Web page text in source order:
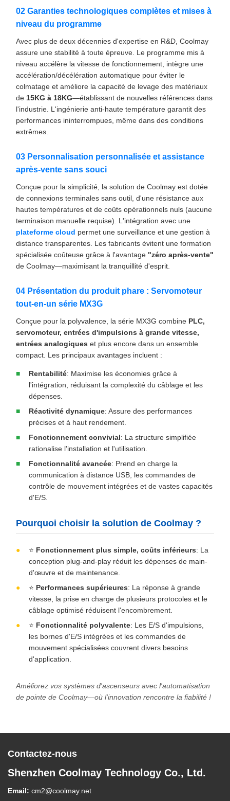
02 Garanties technologiques complètes et mises à
niveau du programme
Avec plus de deux décennies d'expertise en R&D, Coolmay
assure une stabilité à toute épreuve. Le programme mis à
niveau accélère la vitesse de fonctionnement, intègre une
accélération/décélération automatique pour éviter le
colmatage et améliore la capacité de levage des matériaux
de 15KG à 18KG—établissant de nouvelles références dans
l'industrie. L'ingénierie anti-haute température garantit des
performances ininterrompues, même dans des conditions
extrêmes.
03 Personnalisation personnalisée et assistance
après-vente sans souci
Conçue pour la simplicité, la solution de Coolmay est dotée
de connexions terminales sans outil, d'une résistance aux
hautes températures et de coûts opérationnels nuls (aucune
terminaison manuelle requise). L'intégration avec une
plateforme cloud permet une surveillance et une gestion à
distance transparentes. Les fabricants évitent une formation
spécialisée coûteuse grâce à l'avantage "zéro après-vente"
de Coolmay—maximisant la tranquillité d'esprit.
04 Présentation du produit phare : Servomoteur
tout-en-un série MX3G
Conçue pour la polyvalence, la série MX3G combine PLC,
servomoteur, entrées d'impulsions à grande vitesse,
entrées analogiques et plus encore dans un ensemble
compact. Les principaux avantages incluent :
Rentabilité: Maximise les économies grâce à
l'intégration, réduisant la complexité du câblage et les
dépenses.
Réactivité dynamique: Assure des performances
précises et à haut rendement.
Fonctionnement convivial: La structure simplifiée
rationalise l'installation et l'utilisation.
Fonctionnalité avancée: Prend en charge la
communication à distance USB, les commandes de
contrôle de mouvement intégrées et de vastes capacités
d'E/S.
Pourquoi choisir la solution de Coolmay ?
⭐ Fonctionnement plus simple, coûts inférieurs: La
conception plug-and-play réduit les dépenses de main-
d'œuvre et de maintenance.
⭐ Performances supérieures: La réponse à grande
vitesse, la prise en charge de plusieurs protocoles et le
câblage optimisé réduisent l'encombrement.
⭐ Fonctionnalité polyvalente: Les E/S d'impulsions,
les bornes d'E/S intégrées et les commandes de
mouvement spécialisées couvrent divers besoins
d'application.
Améliorez vos systèmes d'ascenseurs avec l'automatisation
de pointe de Coolmay—où l'innovation rencontre la fiabilité !
Contactez-nous
Shenzhen Coolmay Technology Co., Ltd.
Email: cm2@coolmay.net